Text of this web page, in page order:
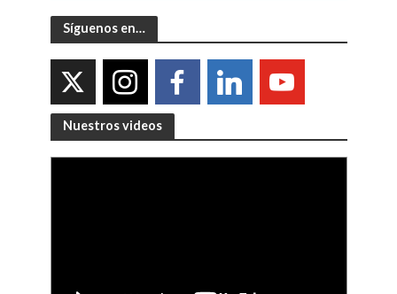
Síguenos en…
Nuestros videos